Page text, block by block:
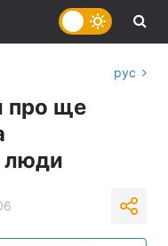
рус
про ще
люди